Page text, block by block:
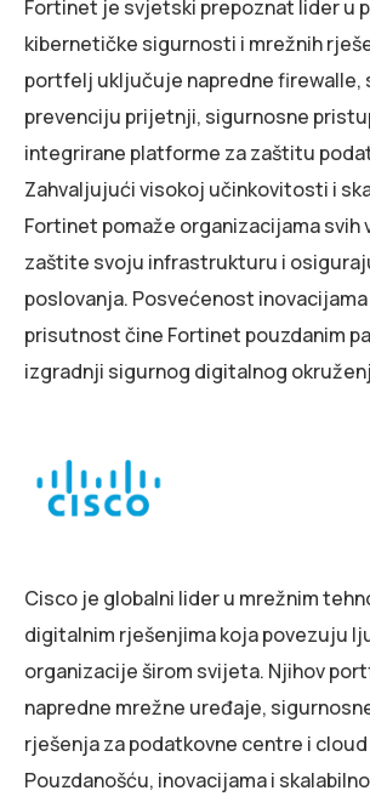
Fortinet je svjetski prepoznat lider u
kibernetičke sigurnosti i mrežnih
portfelj uključuje napredne firewalle,
prevenciju prijetnji, sigurnosne
integrirane platforme za zaštitu
Zahvaljujući visokoj učinkovitosti i
Fortinet pomaže organizacijama svih
zaštite svoju infrastrukturu i
poslovanja. Posvećenost
prisutnost čine Fortinet pouzdanim
izgradnji sigurnog digitalnog
Cisco je globalni lider u mrežnim
digitalnim rješenjima koja povezuju
organizacije širom svijeta. Njihov
napredne mrežne uređaje,
rješenja za podatkovne centre i
Pouzdanošću, inovacijama i